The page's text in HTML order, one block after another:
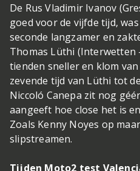
De Rus Vladimir Ivanov
goed voor de vijfde tijd,
seconde langzamer en
Thomas Lüthi (Interwetten
tienden sneller en klom
zevende tijd van Lüthi tot
Niccoló Canepa zit nog
aangeeft hoe close het is
Zoals Kenny Noyes op
slipstreamen.
Tijden Moto2 test